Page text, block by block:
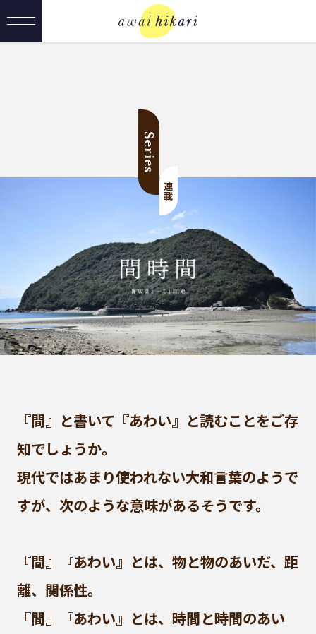
Series
連載
『間』と書いて『あわい』と読むことをご存
知でしょうか。
現代ではあまり使われない大和言葉のようで
すが、次のような意味があるそうです。
『間』『あわい』とは、物と物のあいだ、距
離、関係性。
『間』『あわい』とは、時間と時間のあい